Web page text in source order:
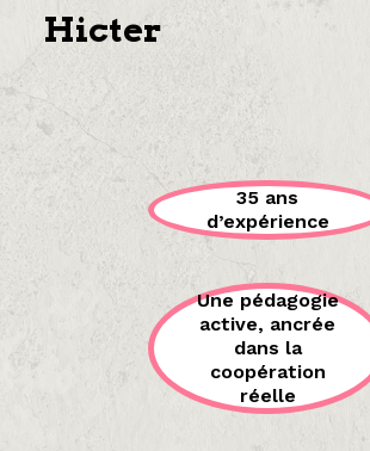
Hicter
35 ans
d’expérience
Une pédagogie
active, ancrée
dans la
coopération
réelle